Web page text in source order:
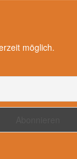
möglich.